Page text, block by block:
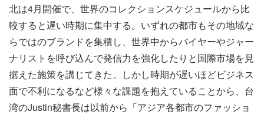
北は4月開催で、世界のコレクションスケジュールから比
較すると遅い時期に集中する。いずれの都市もその地域な
らではのブランドを集積し、世界中からバイヤーやジャー
ナリストを呼び込んで発信力を強化したりと国際市場を見
据えた施策を講じてきた。しかし時期が遅いほどビジネス
面で不利になるなど様々な課題を抱えていることから、台
湾のJustin秘書長は以前から「アジア各都市のファッショ